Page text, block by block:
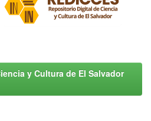
y Cultura de El Salvador